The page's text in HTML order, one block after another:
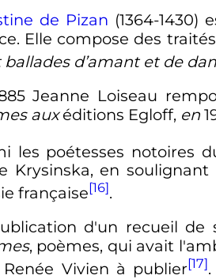
de Pizan (1364-
Elle compose des
ballades d’amant et de
Jeanne Loiseau
auxéditions Egloff, en
les poétesses notoires
Krysinska, en
française[16].
d'un recueil de
, poèmes, qui avait
Vivien à publier[17]